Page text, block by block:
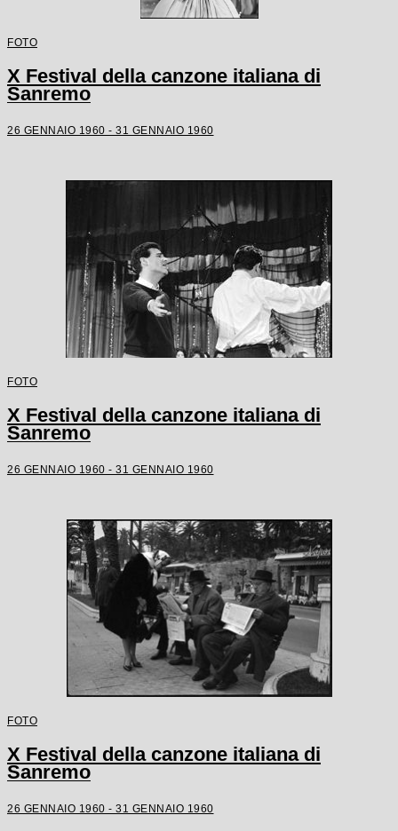
FOTO
X Festival della canzone italiana di
Sanremo
26 GENNAIO 1960 - 31 GENNAIO 1960
FOTO
X Festival della canzone italiana di
Sanremo
26 GENNAIO 1960 - 31 GENNAIO 1960
FOTO
X Festival della canzone italiana di
Sanremo
26 GENNAIO 1960 - 31 GENNAIO 1960